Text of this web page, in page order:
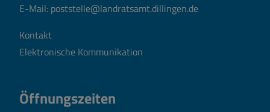
E-Mail: poststelle@landratsamt.dillingen.de
Kontakt
Elektronische Kommunikation
Öffnungszeiten